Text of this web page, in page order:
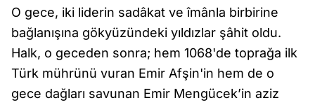
O gece, iki liderin sadâkat ve îmânla birbirine
bağlanışına gökyüzündeki yıldızlar şâhit oldu.
Halk, o geceden sonra; hem 1068'de toprağa ilk
Türk mührünü vuran Emir Afşin'in hem de o
gece dağları savunan Emir Mengücek’in aziz